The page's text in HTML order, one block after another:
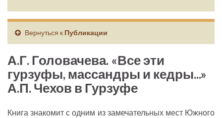
Вернуться к Публикации
А.Г. Головачева. «Все эти
гурзуфы, массандры и кедры...»
А.П. Чехов в Гурзуфе
Книга знакомит с одним из замечательных мест Южного